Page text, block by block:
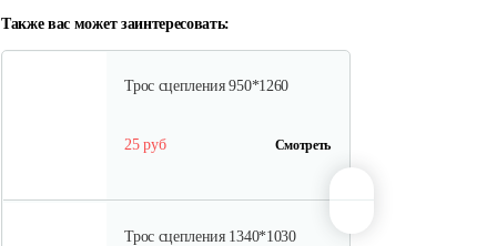
Также вас может заинтересовать:
Трос сцепления 950*1260
25 руб Смотреть
Трос сцепления 1340*1030